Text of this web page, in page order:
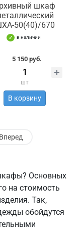
шкаф
50(40)/670
в наличии
5 150 руб.
шт
В корзину
Вперед
Основных
на стоимость
Так,
обойдутся